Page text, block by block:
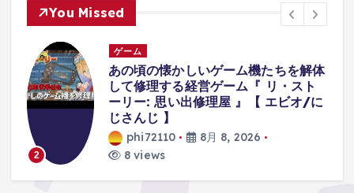
You Missed
ゲーム
襲ってくる『オバケが可愛すぎて』集
中できないホラーゲーム。【八尺様が
いた夏休み | Hachishakusama】
phi72110
7 views